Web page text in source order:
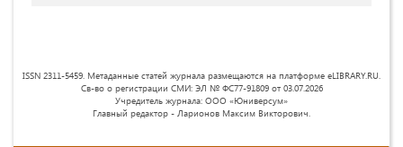
ISSN 2311-5459. Метаданные статей журнала размещаются на платформе eLIBRARY.RU.
Св-во о регистрации СМИ: ЭЛ № ФС77-91809 от 03.07.2026
Учредитель журнала: ООО «Юниверсум»
Главный редактор - Ларионов Максим Викторович.